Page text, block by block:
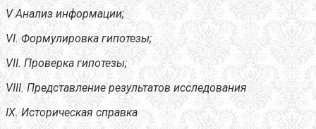
VАнализ информации;
VI. Формулировка гипотезы;
VII. Проверка гипотезы;
VIII. Представление результатов исследования
IX. Историческая справка